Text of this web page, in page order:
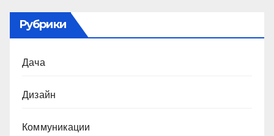
Рубрики
Дача
Дизайн
Коммуникации